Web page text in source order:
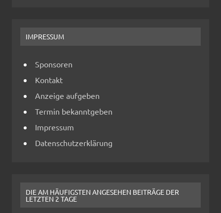
IMPRESSUM
Sponsoren
Kontakt
Anzeige aufgeben
Termin bekanntgeben
Impressum
Datenschutzerklärung
DIE AM HÄUFIGSTEN ANGESEHEN BEITRÄGE DER
LETZTEN 2 TAGE